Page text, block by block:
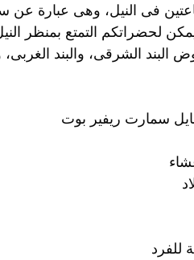
فى النيل، وهى عبارة عن
لحضراتكم التمتع بمنظر
الشرقى، والبند الغربى،
سمارت ريفير بوت
للفرد